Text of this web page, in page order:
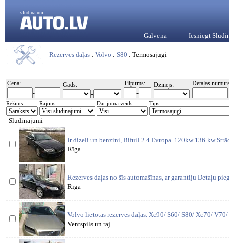
sludinājumi
Galvenā Iesniegt
Rezerves daļas : Volvo : S80 : Termosajugi
Cena:
-
Gads:
-
Tilpums:
-
Dzinējs: Detaļas
Režīms: Rajons: Darījuma veids: Tips:
Sludinājumi
Ir dizeli un benzini, Bifuil 2.4 Evropa. 120kw 136 kw
Rīga
Rezerves daļas no šīs automašīnas, ar garantiju Detaļu
Rīga
Volvo lietotas rezerves daļas. Xc90/ S60/ S80/ Xc70/
Ventspils un raj.